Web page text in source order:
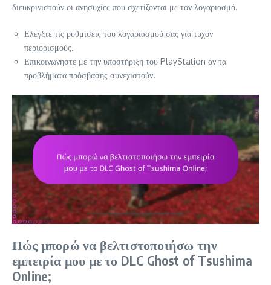
διευκρινιστούν οι ανησυχίες που σχετίζονται με τον λογαριασμό.
Ελέγξτε τις ρυθμίσεις του λογαριασμού σας για τυχόν
περιορισμούς.
Επικοινωνήστε με την υποστήριξη του PlayStation αν τα
προβλήματα πρόσβασης συνεχιστούν.
Πώς μπορώ να βελτιστοποιήσω την
εμπειρία μου με το DLC Ghost of Tsushima
Online;